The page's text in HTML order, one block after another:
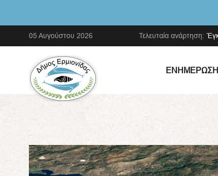
05 Αυγούστου 2026 Τελευταία ανάρτηση:
ΕΝΗΜΈΡΩΣΗ